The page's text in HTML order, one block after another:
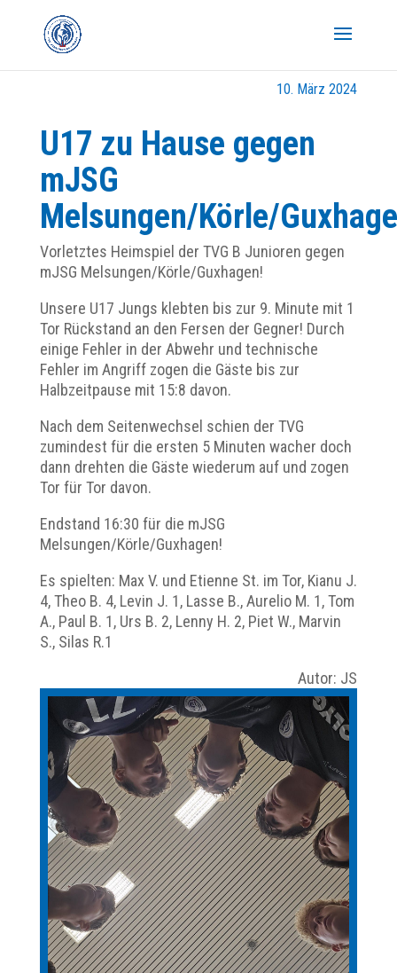
10. März 2024
U17 zu Hause gegen
mJSG
Melsungen/Körle/
Vorletztes Heimspiel der TVG B Junioren gegen
mJSG Melsungen/Körle/Guxhagen!
Unsere U17 Jungs klebten bis zur 9. Minute mit 1
Tor Rückstand an den Fersen der Gegner! Durch
einige Fehler in der Abwehr und technische
Fehler im Angriff zogen die Gäste bis zur
Halbzeitpause mit 15:8 davon.
Nach dem Seitenwechsel schien der TVG
zumindest für die ersten 5 Minuten wacher doch
dann drehten die Gäste wiederum auf und zogen
Tor für Tor davon.
Endstand 16:30 für die mJSG
Melsungen/Körle/Guxhagen!
Es spielten: Max V. und Etienne St. im Tor, Kianu J.
4, Theo B. 4, Levin J. 1, Lasse B., Aurelio M. 1, Tom
A., Paul B. 1, Urs B. 2, Lenny H. 2, Piet W., Marvin
S., Silas R.1
Autor: JS